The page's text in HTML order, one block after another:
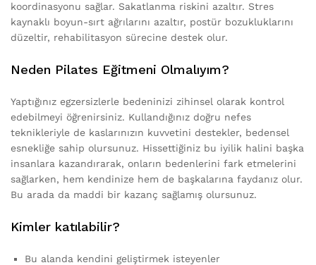
koordinasyonu sağlar. Sakatlanma riskini azaltır. Stres
kaynaklı boyun-sırt ağrılarını azaltır, postür bozukluklarını
düzeltir, rehabilitasyon sürecine destek olur.
Neden Pilates Eğitmeni Olmalıyım?
Yaptığınız egzersizlerle bedeninizi zihinsel olarak kontrol
edebilmeyi öğrenirsiniz. Kullandığınız doğru nefes
teknikleriyle de kaslarınızın kuvvetini destekler, bedensel
esnekliğe sahip olursunuz. Hissettiğiniz bu iyilik halini başka
insanlara kazandırarak, onların bedenlerini fark etmelerini
sağlarken, hem kendinize hem de başkalarına faydanız olur.
Bu arada da maddi bir kazanç sağlamış olursunuz.
Kimler katılabilir?
Bu alanda kendini geliştirmek isteyenler